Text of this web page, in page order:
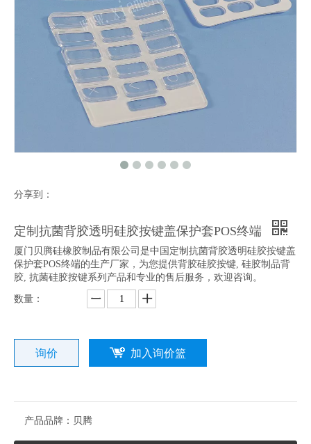
喷涂镭雕手感油PU背光防水硅胶按键按钮遥控器电子来图来样定制 本厂专业供应热销荧光硅橡胶加工定做透光防水导电 提供各类彩色遥控硅胶按键
4x4硅胶按键导电印刷透光工艺可零售现货可定制生产量大从优
分享到：
定制抗菌背胶透明硅胶按键盖保护套POS终端
厦门贝腾硅橡胶制品有限公司是中国定制抗菌背胶透明硅胶按键盖
保护套POS终端的生产厂家，为您提供背胶硅胶按键, 硅胶制品背
胶, 抗菌硅胶按键系列产品和专业的售后服务，欢迎咨询。
数量：
询价 加入询价篮
产品品牌： 贝腾